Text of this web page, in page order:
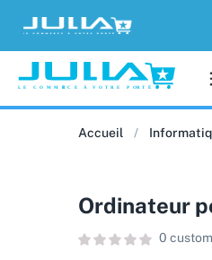
Accueil
Ordinateur
0